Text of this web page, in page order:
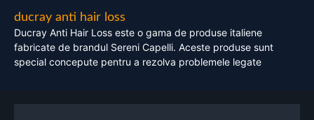
ducray anti hair loss
Ducray Anti Hair Loss este o gama de produse italiene
fabricate de brandul Sereni Capelli. Aceste produse sunt
special concepute pentru a rezolva problemele legate